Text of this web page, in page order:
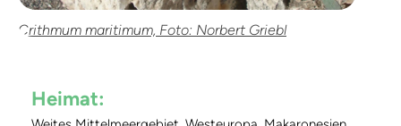
Crithmum maritimum, Foto: Norbert Griebl
Heimat: